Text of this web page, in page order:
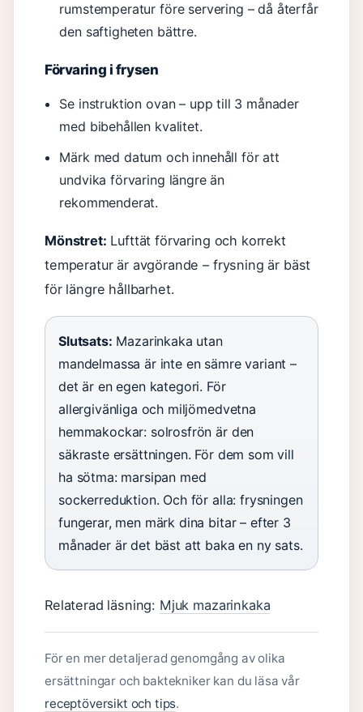
rumstemperatur före servering – då återfår
den saftigheten bättre.
Förvaring i frysen
Se instruktion ovan – upp till 3 månader
med bibehållen kvalitet.
Märk med datum och innehåll för att
undvika förvaring längre än
rekommenderat.
Mönstret: Lufttät förvaring och korrekt
temperatur är avgörande – frysning är bäst
för längre hållbarhet.
Slutsats: Mazarinkaka utan
mandelmassa är inte en sämre variant –
det är en egen kategori. För
allergivänliga och miljömedvetna
hemmakockar: solrosfrön är den
säkraste ersättningen. För dem som vill
ha sötma: marsipan med
sockerreduktion. Och för alla: frysningen
fungerar, men märk dina bitar – efter 3
månader är det bäst att baka en ny sats.
Relaterad läsning: Mjuk mazarinkaka
För en mer detaljerad genomgång av olika
ersättningar och baktekniker kan du läsa vår
receptöversikt och tips.